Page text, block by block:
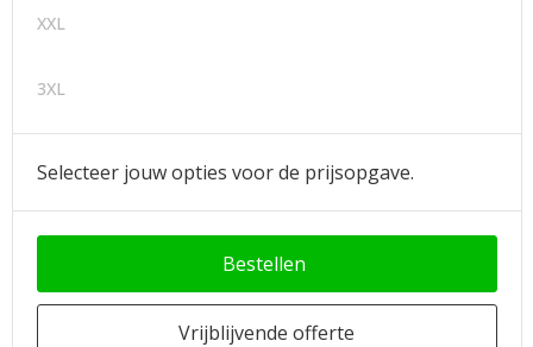
XXL
3XL
Selecteer jouw opties voor de prijsopgave.
Bestellen
Vrijblijvende offerte